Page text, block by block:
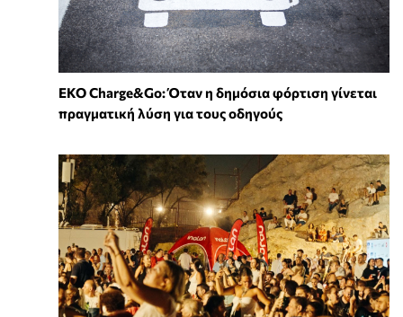
EKO Charge&Go: Όταν η δημόσια φόρτιση γίνεται
πραγματική λύση για τους οδηγούς